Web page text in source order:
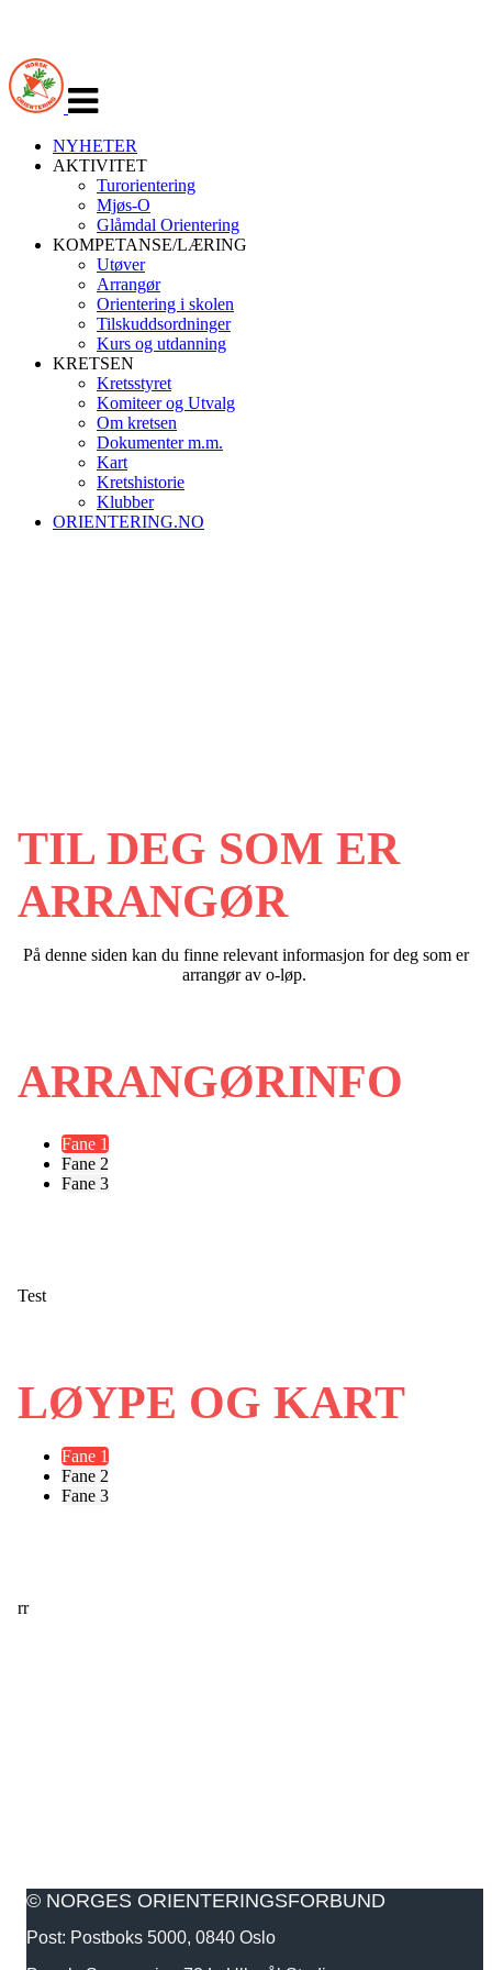
navigasjon
NYHETER
AKTIVITET
Turorientering
Mjøs-O
Glåmdal Orientering
KOMPETANSE/LÆRING
Utøver
Arrangør
Orientering i skolen
Tilskuddsordninger
Kurs og utdanning
KRETSEN
Kretsstyret
Komiteer og Utvalg
Om kretsen
Dokumenter m.m.
Kart
Kretshistorie
Klubber
ORIENTERING.NO
TIL DEG SOM ER
ARRANGØR
På denne siden kan du finne relevant informasjon for deg som er
arrangør av o-løp.
ARRANGØRINFO
Fane 1
Fane 2
Fane 3
Test
LØYPE OG KART
Fane 1
Fane 2
Fane 3
rr
© NORGES ORIENTERINGSFORBUND
Post: Postboks 5000, 0840 Oslo